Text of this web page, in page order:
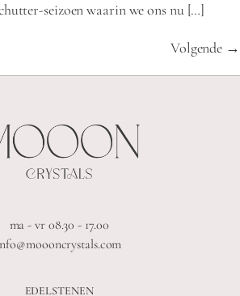
seizoen waarin we ons nu […]
Volgende →
ma - vr 08.30 - 17.00
EDELSTENEN